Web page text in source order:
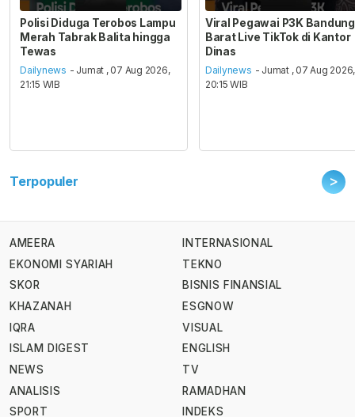
Polisi Diduga Terobos Lampu
Merah Tabrak Balita hingga
Tewas
Dailynews - Jumat , 07 Aug 2026,
21:15 WIB
Viral Pegawai P3K Bandung
Barat Live TikTok di Kantor
Dinas
Dailynews - Jumat , 07 Aug 2026,
20:15 WIB
Terpopuler >
AMEERA
EKONOMI SYARIAH
SKOR
KHAZANAH
IQRA
ISLAM DIGEST
NEWS
ANALISIS
SPORT
INTERNASIONAL
TEKNO
BISNIS FINANSIAL
ESGNOW
VISUAL
ENGLISH
TV
RAMADHAN
INDEKS